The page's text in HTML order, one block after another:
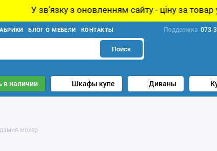
з оновленням сайту - ціну за товар уточнюйте у
БЛОГ О МЕБЕЛИ КОНТАКТЫ Поддержка 073-
Поиск
в наличии Шкафы купе Диваны
мохер